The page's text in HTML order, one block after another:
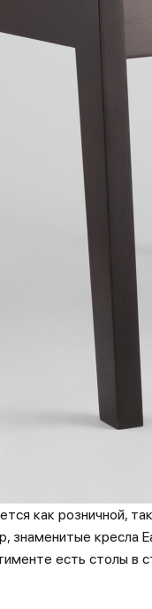
как розничной,
знаменитые кресла
есть столы в